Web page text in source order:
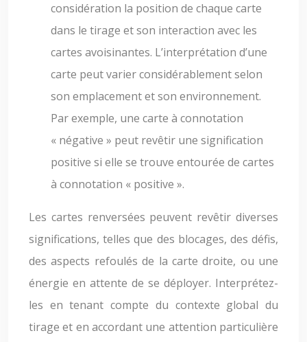
considération la position de chaque carte
dans le tirage et son interaction avec les
cartes avoisinantes. L’interprétation d’une
carte peut varier considérablement selon
son emplacement et son environnement.
Par exemple, une carte à connotation
« négative » peut revêtir une signification
positive si elle se trouve entourée de cartes
à connotation « positive ».
Les cartes renversées peuvent revêtir diverses
significations, telles que des blocages, des défis,
des aspects refoulés de la carte droite, ou une
énergie en attente de se déployer. Interprétez-
les en tenant compte du contexte global du
tirage et en accordant une attention particulière